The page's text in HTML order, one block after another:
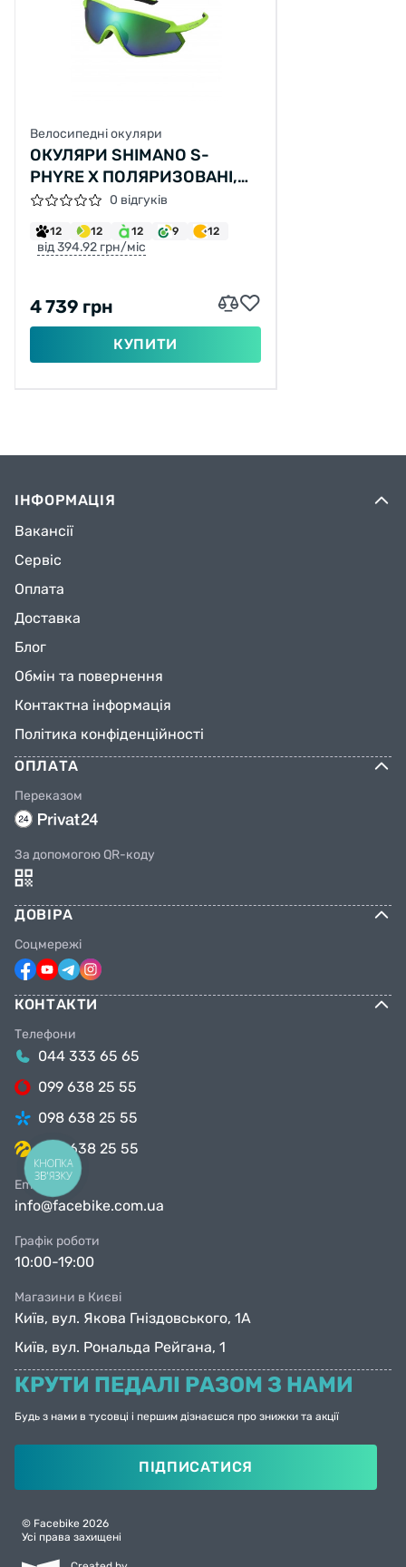
Велосипедні окуляри
ОКУЛЯРИ SHIMANO S-
PHYRE X ПОЛЯРИЗОВАНІ,
НЕОНОВО-ЗЕЛЕНІ
0 відгуків
12 12 12 9 12
від 394.92 грн/міс
4 739 грн
КУПИТИ
ІНФОРМАЦІЯ
Вакансії
Сервіс
Оплата
Доставка
Блог
Обмін та повернення
Контактна інформація
Політика конфіденційності
ОПЛАТА
Переказом
За допомогою QR-коду
ДОВІРА
Соцмережі
КОНТАКТИ
Телефони
044 333 65 65
099 638 25 55
098 638 25 55
063 638 25 55
Email
info@facebike.com.ua
Графік роботи
10:00-19:00
Магазини в Києві
Київ, вул. Якова Гніздовського, 1А
Київ, вул. Рональда Рейгана, 1
КРУТИ ПЕДАЛІ РАЗОМ З НАМИ
Будь з нами в тусовці і першим дізнаєшся про знижки та акції
ПІДПИСАТИСЯ
© Facebike 2026
Усі права захищені
КНОПКА
ЗВ'ЯЗКУ